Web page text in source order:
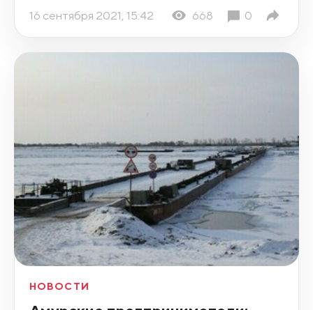
16 сентября 2021, 15:42 668 0
НОВОСТИ